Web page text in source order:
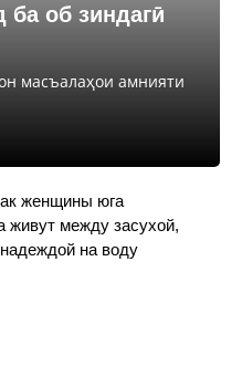
ба об зиндагӣ
масъалаҳои амнияти
женщины юга
живут между засухой,
на воду